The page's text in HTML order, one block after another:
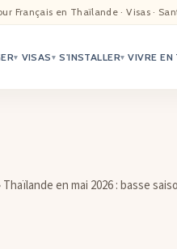
Français en Thaïlande · Visas ·
▾ VISAS ▾ S'INSTALLER▾ VIVRE EN
Thaïlande en mai 2026 : basse